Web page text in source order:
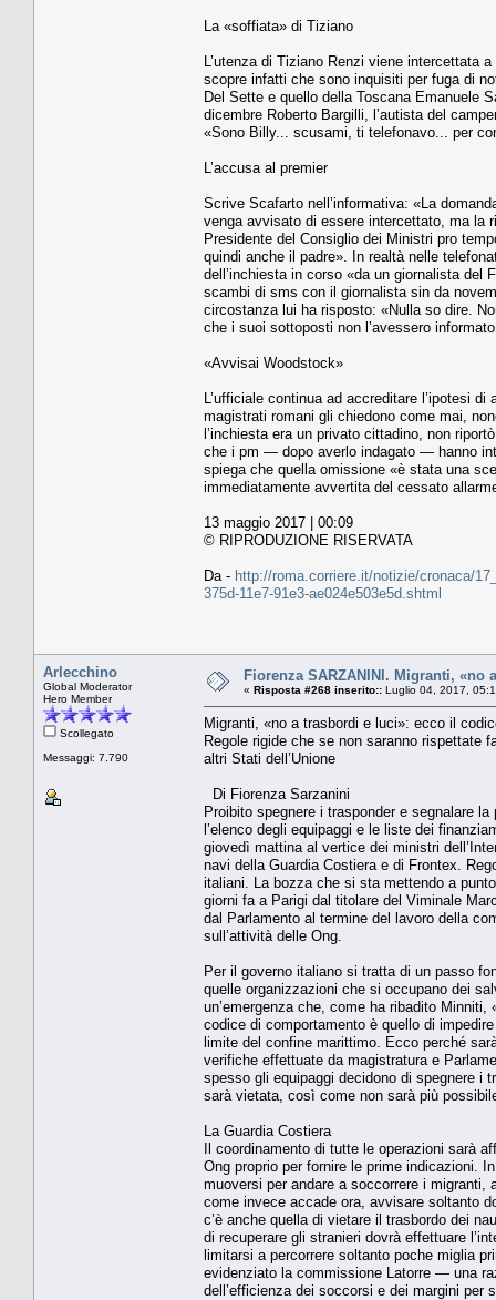
La «soffiata» di Tiziano
L’utenza di Tiziano Renzi viene intercettata
scopre infatti che sono inquisiti per fuga di
Del Sette e quello della Toscana Emanuele
dicembre Roberto Bargilli, l’autista del
«Sono Billy... scusami, ti telefonavo... per
L’accusa al premier
Scrive Scafarto nell’informativa: «La
venga avvisato di essere intercettato, ma la
Presidente del Consiglio dei Ministri pro
quindi anche il padre». In realtà nelle
dell’inchiesta in corso «da un giornalista
scambi di sms con il giornalista sin da
circostanza lui ha risposto: «Nulla so dire.
che i suoi sottoposti non l’avessero
«Avvisai Woodstock»
L’ufficiale continua ad accreditare l’ipotesi
magistrati romani gli chiedono come mai,
l’inchiesta era un privato cittadino, non
che i pm — dopo averlo indagato — hanno
spiega che quella omissione «è stata una
immediatamente avvertita del cessato
13 maggio 2017 | 00:09
© RIPRODUZIONE RISERVATA
Da - http://roma.corriere.it/notizie/cronaca/
375d-11e7-91e3-ae024e503e5d.shtml
Arlecchino
Global Moderator
Hero Member
Scollegato
Messaggi: 7.790
Fiorenza SARZANINI. Migranti,
« Risposta #268 inserito:: Luglio 04, 2017,
Migranti, «no a trasbordi e luci»: ecco il
Regole rigide che se non saranno rispettate
altri Stati dell’Unione
Di Fiorenza Sarzanini
Proibito spegnere i trasponder e segnalare
l’elenco degli equipaggi e le liste dei
giovedì mattina al vertice dei ministri
navi della Guardia Costiera e di Frontex.
italiani. La bozza che si sta mettendo a
giorni fa a Parigi dal titolare del Viminale
dal Parlamento al termine del lavoro della
sull’attività delle Ong.
Per il governo italiano si tratta di un passo
quelle organizzazioni che si occupano dei
un’emergenza che, come ha ribadito
codice di comportamento è quello di
limite del confine marittimo. Ecco perché
verifiche effettuate da magistratura e
spesso gli equipaggi decidono di spegnere i
sarà vietata, così come non sarà più
La Guardia Costiera
Il coordinamento di tutte le operazioni sarà
Ong proprio per fornire le prime indicazioni.
muoversi per andare a soccorrere i migranti,
come invece accade ora, avvisare soltanto
c’è anche quella di vietare il trasbordo dei
di recuperare gli stranieri dovrà effettuare
limitarsi a percorrere soltanto poche miglia
evidenziato la commissione Latorre — una
dell’efficienza dei soccorsi e dei margini per